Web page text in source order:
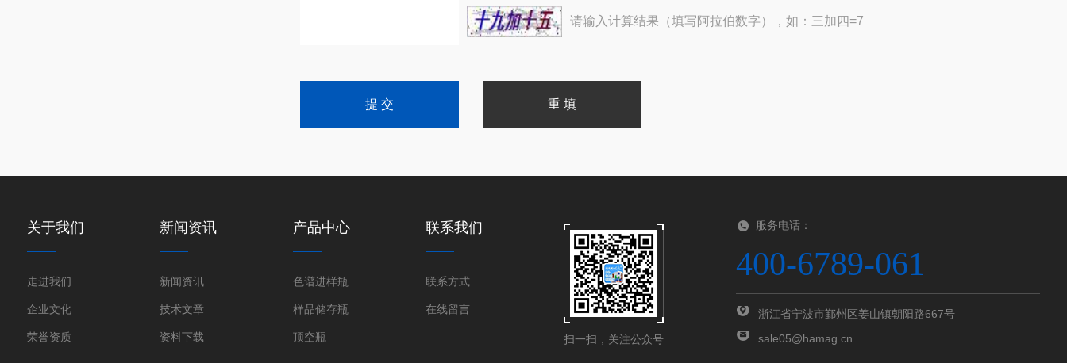
请输入计算结果（填写阿拉伯数字），如：三加四=7
关于我们
走进我们
企业文化
荣誉资质
新闻资讯
新闻资讯
技术文章
资料下载
产品中心
色谱进样瓶
样品储存瓶
顶空瓶
联系我们
联系方式
在线留言
扫一扫，关注公众号
服务电话：
400-6789-061
浙江省宁波市鄞州区姜山镇朝阳路667号
sale05@hamag.cn